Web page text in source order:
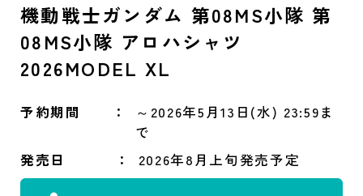
機動戦士ガンダム 第08MS小隊 第
08MS小隊 アロハシャツ
2026MODEL XL
予約期間
～2026年5月13日(水) 23:59ま
で
発売日
2026年8月上旬発売予定